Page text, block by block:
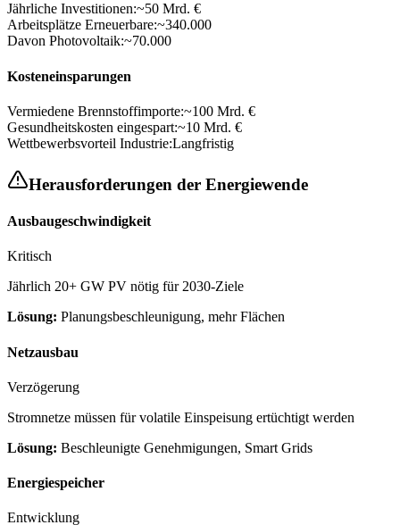
Jährliche Investitionen:~50 Mrd. €
Arbeitsplätze Erneuerbare:~340.000
Davon Photovoltaik:~70.000
Kosteneinsparungen
Vermiedene Brennstoffimporte:~100 Mrd. €
Gesundheitskosten eingespart:~10 Mrd. €
Wettbewerbsvorteil Industrie:Langfristig
Herausforderungen der Energiewende
Ausbaugeschwindigkeit
Kritisch
Jährlich 20+ GW PV nötig für 2030-Ziele
Lösung: Planungsbeschleunigung, mehr Flächen
Netzausbau
Verzögerung
Stromnetze müssen für volatile Einspeisung ertüchtigt werden
Lösung: Beschleunigte Genehmigungen, Smart Grids
Energiespeicher
Entwicklung